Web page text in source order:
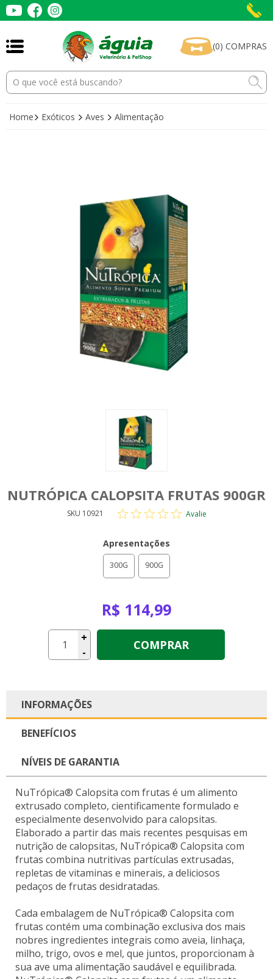
(0) COMPRAS
Home Exóticos Aves Alimentação
NUTRÓPICA CALOPSITA FRUTAS 900GR
SKU 10921 Avalie
Apresentações
300G 900G
R$ 114,99
+
-
COMPRAR
INFORMAÇÕES
BENEFÍCIOS
NÍVEIS DE GARANTIA
NuTrópica® Calopsita com frutas é um alimento
extrusado completo, cientificamente formulado e
especialmente desenvolvido para calopsitas.
Elaborado a partir das mais recentes pesquisas em
nutrição de calopsitas, NuTrópica® Calopsita com
frutas combina nutritivas partículas extrusadas,
repletas de vitaminas e minerais, a deliciosos
pedaços de frutas desidratadas.
Cada embalagem de NuTrópica® Calopsita com
frutas contém uma combinação exclusiva dos mais
nobres ingredientes integrais como aveia, linhaça,
milho, trigo, ovos e mel, que juntos, proporcionam à
sua ave uma alimentação saudável e equilibrada.